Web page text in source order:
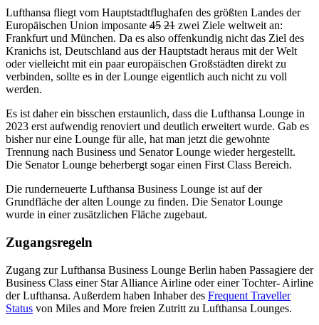
Lufthansa fliegt vom Hauptstadtflughafen des größten Landes der
Europäischen Union imposante 45 21 zwei Ziele weltweit an:
Frankfurt und München. Da es also offenkundig nicht das Ziel des
Kranichs ist, Deutschland aus der Hauptstadt heraus mit der Welt
oder vielleicht mit ein paar europäischen Großstädten direkt zu
verbinden, sollte es in der Lounge eigentlich auch nicht zu voll
werden.
Es ist daher ein bisschen erstaunlich, dass die Lufthansa Lounge in
2023 erst aufwendig renoviert und deutlich erweitert wurde. Gab es
bisher nur eine Lounge für alle, hat man jetzt die gewohnte
Trennung nach Business und Senator Lounge wieder hergestellt.
Die Senator Lounge beherbergt sogar einen First Class Bereich.
Die runderneuerte Lufthansa Business Lounge ist auf der
Grundfläche der alten Lounge zu finden. Die Senator Lounge
wurde in einer zusätzlichen Fläche zugebaut.
Zugangsregeln
Zugang zur Lufthansa Business Lounge Berlin haben Passagiere der
Business Class einer Star Alliance Airline oder einer Tochter- Airline
der Lufthansa. Außerdem haben Inhaber des Frequent Traveller
Status von Miles and More freien Zutritt zu Lufthansa Lounges.